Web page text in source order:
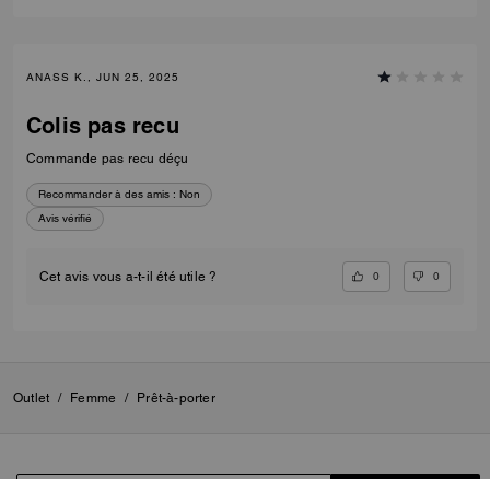
ANASS K., JUN 25, 2025
Colis pas recu
Commande pas recu déçu
Recommander à des amis : Non
Avis vérifié
Cet avis vous a-t-il été utile ? 0 0
Outlet / Femme / Prêt-à-porter